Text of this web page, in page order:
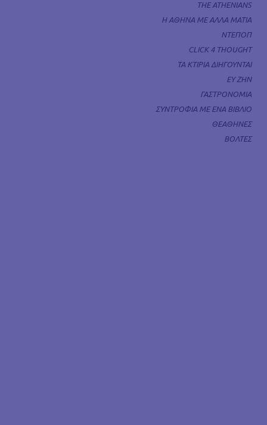
THE ATHENIANS
Η ΑΘΗΝΑ ΜΕ ΑΛΛΑ ΜΑΤΙΑ
ΝΤΕΠΟΠ
CLICK 4 THOUGHT
ΤΑ ΚΤΙΡΙΑ ΔΙΗΓΟΥΝΤΑΙ
ΕΥ ΖΗΝ
ΓΑΣΤΡΟΝΟΜΙΑ
ΣΥΝΤΡΟΦΙΑ ΜΕ ΕΝΑ ΒΙΒΛΙΟ
ΘΕΑΘΗΝΕΣ
ΒΟΛΤΕΣ